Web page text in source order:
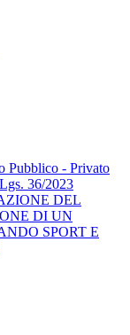
Pubblico - Privato
36/2023
DEL
DI UN
SPORT E